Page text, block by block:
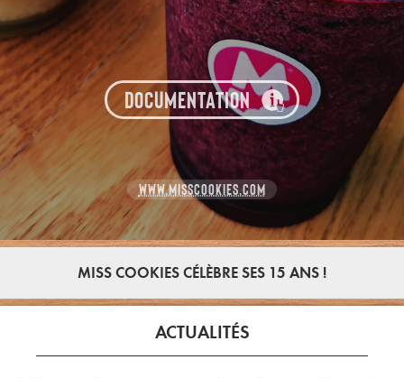
DOCUMENTATION
WWW.MISSCOOKIES.COM
MISS COOKIES CÉLÈBRE SES 15 ANS !
ACTUALITÉS